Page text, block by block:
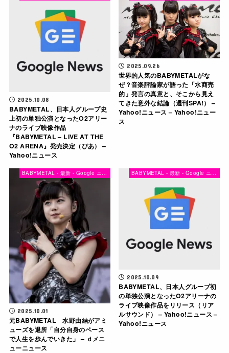
2025.10.08
BABYMETAL、日本人グループ史
上初の単独公演となったO2アリー
ナのライブ映像作品
『BABYMETAL – LIVE AT THE
O2 ARENA』発売決定（ぴあ） –
Yahoo!ニュース
2025.09.26
世界的人気のBABYMETALがな
ぜ？音楽評論家が語った「水商売
的」発言の真意と、そこから見え
てきた意外な結論（週刊SPA!） –
Yahoo!ニュース – Yahoo!ニュー
ス
2025.10.01
元BABYMETAL 水野由結がアミ
ューズを退所「自分自身のペース
で人生を歩んでいきた」 – ｄメニ
ューニュース
2025.10.09
BABYMETAL、日本人グループ初
の単独公演となったO2アリーナの
ライブ映像作品をリリース（リア
ルサウンド） – Yahoo!ニュース –
Yahoo!ニュース